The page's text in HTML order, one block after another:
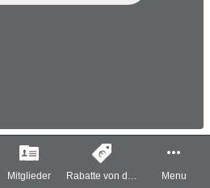
Mitglieder
Rabatte von der
Menu